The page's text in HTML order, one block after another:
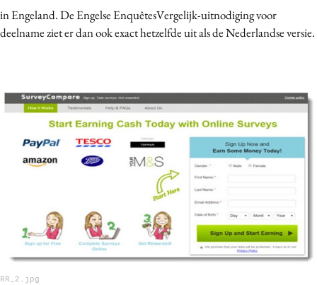
in Engeland. De Engelse EnquêtesVergelijk-uitnodiging voor
deelname ziet er dan ook exact hetzelfde uit als de Nederlandse versie.
RR_2.jpg